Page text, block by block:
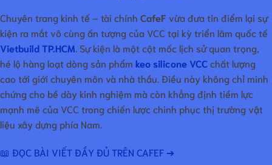
Chuyên trang kinh tế – tài chính CafeFvừa đưa tin điểm lại sự
kiện ra mắt vô cùng ấn tượng của VCC tại kỳ triển lãm quốc tế
Vietbuild TP.HCM . Sự kiện là một cột mốc lịch sử quan trọng,
hé lộ hàng loạt dòng sản phẩm keo silicone VCC chất lượng
cao tới giới chuyên môn và nhà thầu. Điều này không chỉ minh
chứng cho bề dày kinh nghiệm mà còn khẳng định tiềm lực
mạnh mẽ của VCC trong chiến lược chinh phục thị trường vật
liệu xây dựng phía Nam.
📖 ĐỌC BÀI VIẾT ĐẦY ĐỦ TRÊN CAFEF ➔